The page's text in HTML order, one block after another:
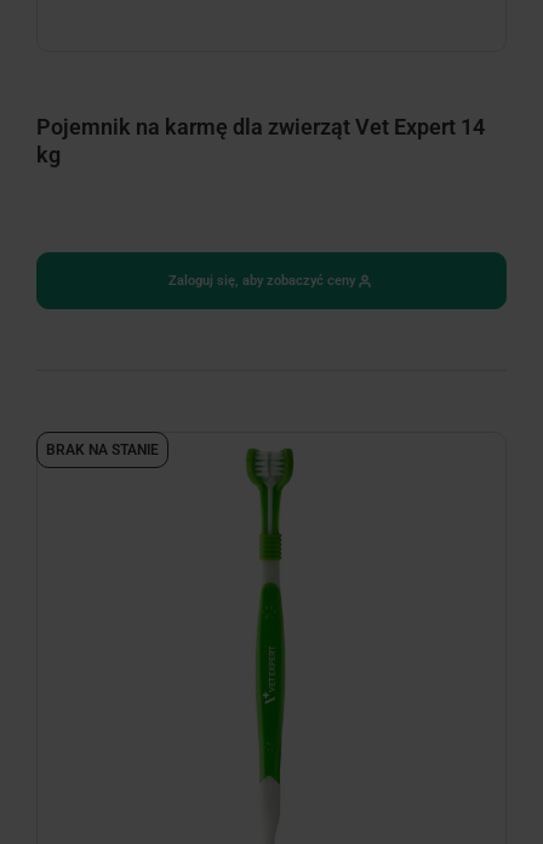
Pojemnik na karmę dla zwierząt Vet Expert 14
kg
Zaloguj się, aby zobaczyć ceny
BRAK NA STANIE